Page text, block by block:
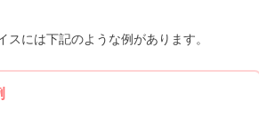
には下記のような例があります。